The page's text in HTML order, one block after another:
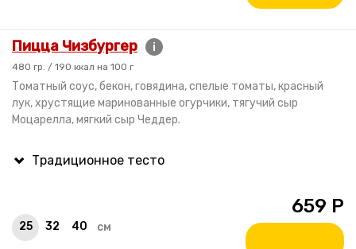
Пицца Чизбургер i
480 гр. / 190 ккал на 100 г
Томатный соус, бекон, говядина, спелые томаты, красный
лук, хрустящие маринованные огурчики, тягучий сыр
Моцарелла, мягкий сыр Чеддер.
25 32 40 см
659 Р